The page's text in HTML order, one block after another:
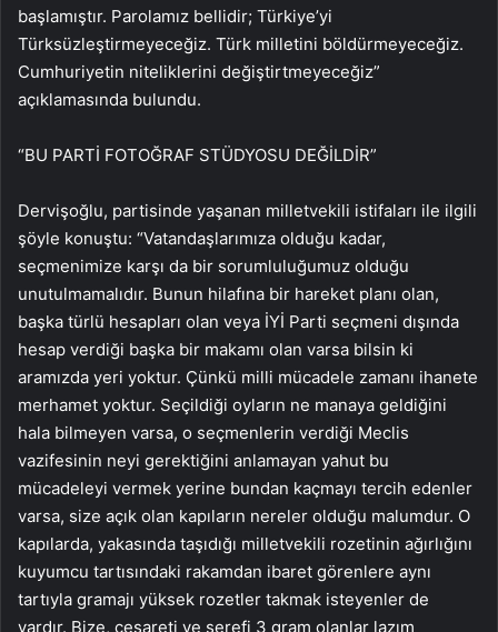
başlamıştır. Parolamız bellidir; Türkiye’yi
Türksüzleştirmeyeceğiz. Türk milletini böldürmeyeceğiz.
Cumhuriyetin niteliklerini değiştirtmeyeceğiz”
açıklamasında bulundu.
“BU PARTİ FOTOĞRAF STÜDYOSU DEĞİLDİR”
Dervişoğlu, partisinde yaşanan milletvekili istifaları ile ilgili
şöyle konuştu: “Vatandaşlarımıza olduğu kadar,
seçmenimize karşı da bir sorumluluğumuz olduğu
unutulmamalıdır. Bunun hilafına bir hareket planı olan,
başka türlü hesapları olan veya İYİ Parti seçmeni dışında
hesap verdiği başka bir makamı olan varsa bilsin ki
aramızda yeri yoktur. Çünkü milli mücadele zamanı ihanete
merhamet yoktur. Seçildiği oyların ne manaya geldiğini
hala bilmeyen varsa, o seçmenlerin verdiği Meclis
vazifesinin neyi gerektiğini anlamayan yahut bu
mücadeleyi vermek yerine bundan kaçmayı tercih edenler
varsa, size açık olan kapıların nereler olduğu malumdur. O
kapılarda, yakasında taşıdığı milletvekili rozetinin ağırlığını
kuyumcu tartısındaki rakamdan ibaret görenlere aynı
tartıyla gramajı yüksek rozetler takmak isteyenler de
vardır. Bize, cesareti ve şerefi 3 gram olanlar lazım